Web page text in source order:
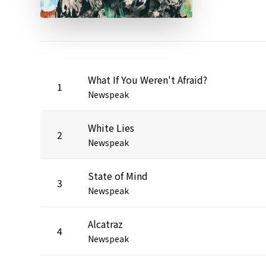
1 What If You Weren't Afraid?
Newspeak
2 White Lies
Newspeak
3 State of Mind
Newspeak
4 Alcatraz
Newspeak